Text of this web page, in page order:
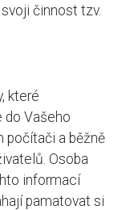
činnost tzv.
které
do Vašeho
počítači a běžně
Osoba
informací
pamatovat si